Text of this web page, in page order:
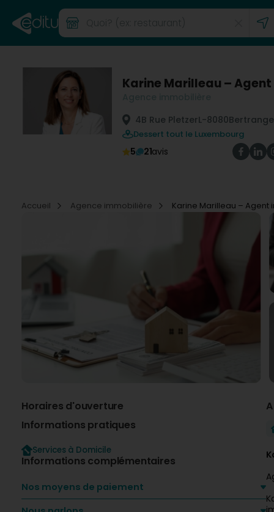
Karine Marilleau – Agent
4B Rue PletzerL-8080
Dessert tout le Luxembourg
5 21avis
Accueil Agence immobilière Karine Marilleau – Agent
Horaires d'ouverture
Informations pratiques
Services à Domicile
Informations complémentaires
Nos moyens de paiement